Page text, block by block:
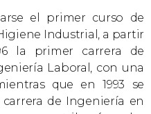
el primer curso de
Industrial, a partir
la primer carrera de
Laboral, con una
que en 1993 se
de Ingeniería en